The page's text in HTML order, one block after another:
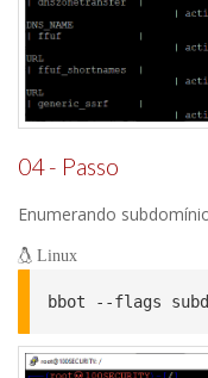
04 - Passo
Enumerando
Linux
bbot --flags